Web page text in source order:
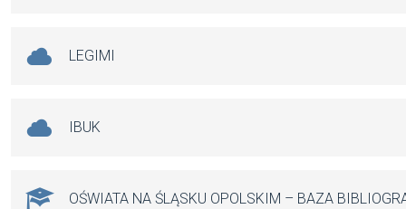
LEGIMI
IBUK
OŚWIATA NA ŚLĄSKU OPOLSKIM – BAZA